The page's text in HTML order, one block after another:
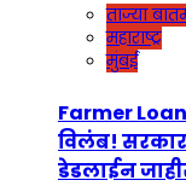
ताज्या
महाराष्ट्र
मुंबई
Farmer
विलंब!
डेडलाईन